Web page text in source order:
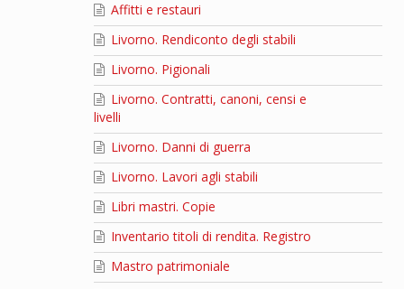
Affitti e restauri
Livorno. Rendiconto degli stabili
Livorno. Pigionali
Livorno. Contratti, canoni, censi e
livelli
Livorno. Danni di guerra
Livorno. Lavori agli stabili
Libri mastri. Copie
Inventario titoli di rendita. Registro
Mastro patrimoniale